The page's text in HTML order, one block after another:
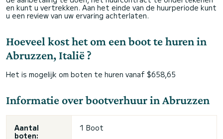
en kunt u vertrekken. Aan het einde van de huurperiode kunt
u een review van uw ervaring achterlaten.
Hoeveel kost het om een boot te huren in
Abruzzen, Italië ?
Het is mogelijk om boten te huren vanaf $658,65
Informatie over bootverhuur in Abruzzen
Aantal
boten:
1 Boot